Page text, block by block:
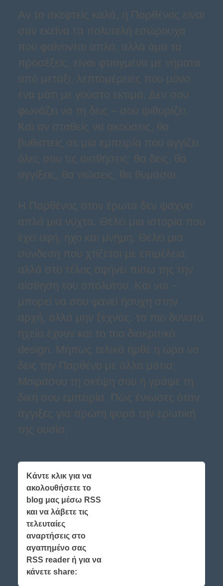
Αν το σκεφτείς καλά, η Παρθένος είναι
σαν εκείνα τα πολυτελή εσώρουχα
που φαίνονται απλά, αλλά άμα τα
προσέξεις, είναι φτιαγμένα με νήματα
από μετάξι, λεπτομέρειες που μόνο
ένα μάτι με γούστο εκτιμά. Δεν σου
φωνάζει να τη δεις – σου ψιθυρίζει.
Και αν σταθείς να ακούσεις, θα
βυθιστείς σε μια εμπειρία που αγγίζει
όλες σου τις αισθήσεις: θα δεις, θα
αγγίξεις, θα νιώσεις, θα θυμάσαι.
Η Παρθένος στον έρωτα δεν ψάχνει
απλά μια νύχτα. Θέλει μια ιστορία που
έχει υφή, ήχο και μνήμη. Θέλει μια
σύνδεση που χτίζεται με επιμέλεια,
αλλά στο τέλος αφήνει πίσω της την
αίσθηση του απόλυτου. Και ναι –
μπορεί να σου φανεί ήσυχη στην
αρχή, αλλά μην ξεχνάς: τα πιο δυνατά
ηχεία έχουν και το πιο διακριτικό
design. Μήπως τελικά ήρθε η ώρα να
δεις την Παρθένο με άλλα μάτια;
Μοιράσου τη σκέψη σου ή γράψε τη
δική σου εμπειρία. Πώς ένιωσες όταν
άγγιξες για πρώτη φορά την ερωτική
της ουσία;
Κάντε κλικ για να
ακολουθήσετε το
blog μας μέσω RSS
και να λάβετε τις
τελευταίες
αναρτήσεις στο
αγαπημένο σας
RSS reader ή για να
κάνετε share: